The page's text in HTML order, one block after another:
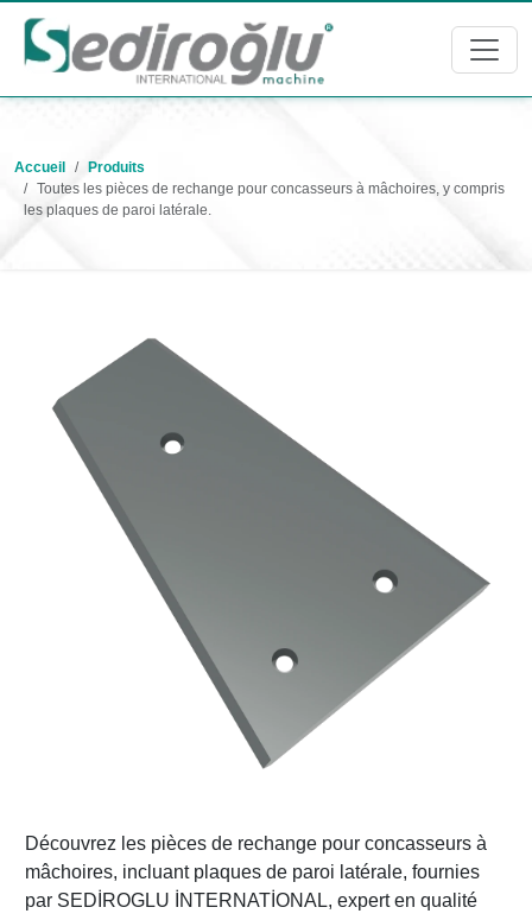
Accueil
Produits
Toutes les pièces de rechange pour concasseurs à mâchoires, y compris
les plaques de paroi latérale.
Découvrez les pièces de rechange pour concasseurs à
mâchoires, incluant plaques de paroi latérale, fournies
par SEDİROGLU İNTERNATİONAL, expert en qualité